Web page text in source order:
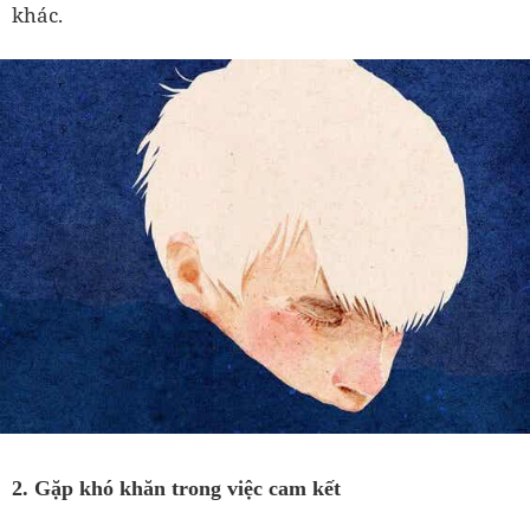
khác.
2. Gặp khó khăn trong việc cam kết